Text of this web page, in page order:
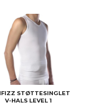
STØTTESINGLET
V-HALS LEVEL 1